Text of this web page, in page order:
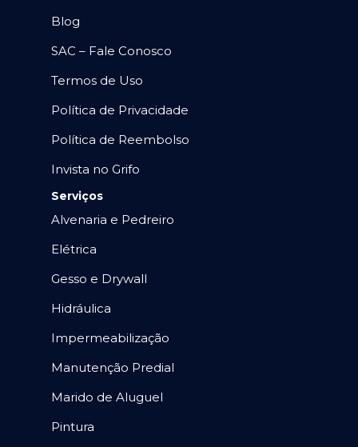
Blog
SAC – Fale Conosco
Termos de Uso
Política de Privacidade
Política de Reembolso
Invista no Grifo
Serviços
Alvenaria e Pedreiro
Elétrica
Gesso e Drywall
Hidráulica
Impermeabilização
Manutenção Predial
Marido de Aluguel
Pintura